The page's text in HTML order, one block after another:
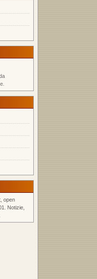
, open
Notizie,